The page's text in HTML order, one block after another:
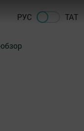
РУС ТАТ